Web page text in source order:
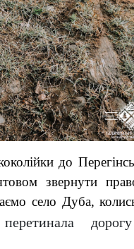
до
звернути
село Дуба,